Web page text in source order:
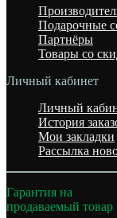
Подарочные
Партнёры
Товары со
Личный кабинет
Личный
История
Мои закладки
Рассылка
Гарантия на
продаваемый товар